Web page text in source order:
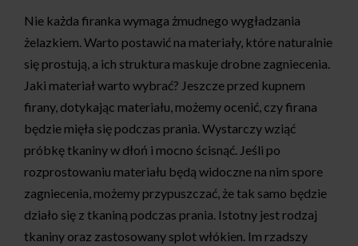
Nie każda firanka wymaga żmudnego wygładzania
żelazkiem. Warto postawić na materiały, które naturalnie
się prostują, a ich struktura maskuje drobne zagniecenia.
Jaki materiał warto wybrać? Jeszcze przed kupnem
firany, dotykając materiału, możemy ocenić, czy firana
będzie mięła się podczas prania. Wystarczy wziąć
próbkę tkaniny w dłoń i mocno ścisnąć. Jeśli po
rozprostowaniu materiału będą widoczne na nim spore
zagniecenia, możemy przypuszczać, że tak samo będzie
działo się z tkaniną podczas prania. Istotny jest rodzaj
tkaniny oraz zastosowany splot włókien. Im rzadszy